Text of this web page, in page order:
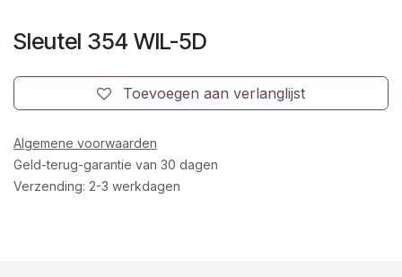
Sleutel 354 WIL-5D
Toevoegen aan verlanglijst
Algemene voorwaarden
Geld-terug-garantie van 30 dagen
Verzending: 2-3 werkdagen